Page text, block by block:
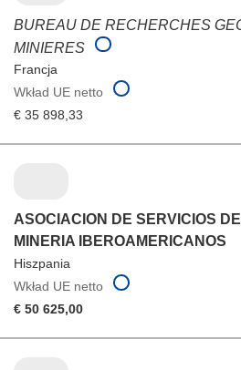
BUREAU DE RECHERCHES
MINIERES
Francja
Wkład UE netto
€ 35 898,33
ASOCIACION DE SERVICIOS
MINERIA IBEROAMERICANOS
Hiszpania
Wkład UE netto
€ 50 625,00